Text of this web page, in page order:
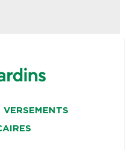
VERSEMENTS